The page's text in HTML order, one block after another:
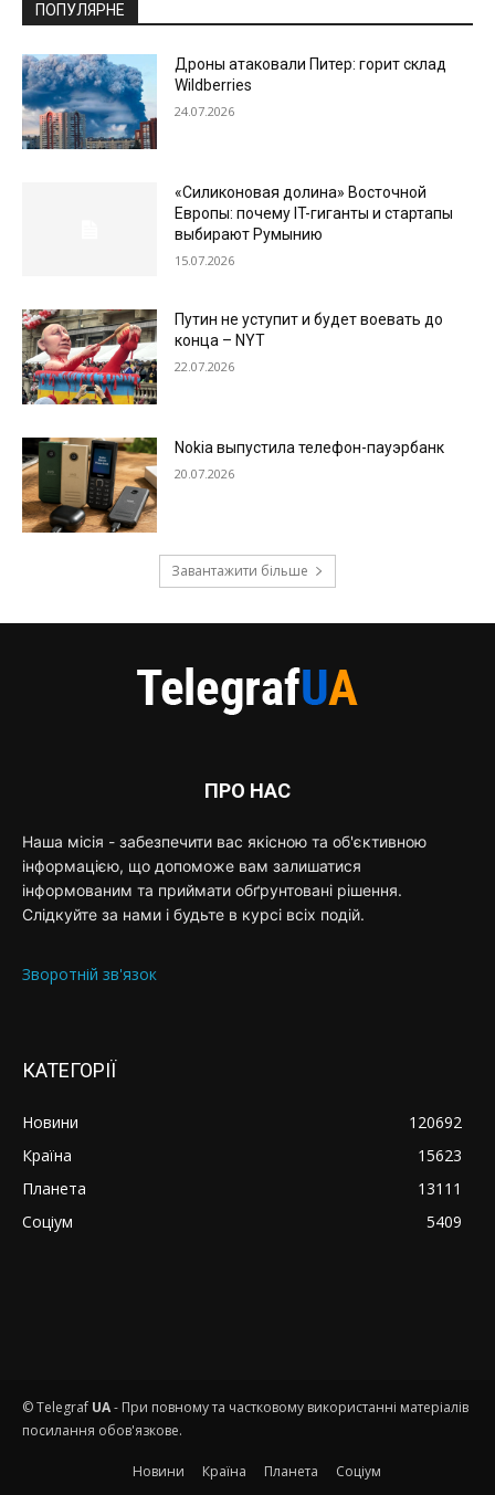
ПОПУЛЯРНЕ
Дроны атаковали Питер: горит склад
Wildberries
24.07.2026
«Силиконовая долина» Восточной
Европы: почему IT-гиганты и стартапы
выбирают Румынию
15.07.2026
Путин не уступит и будет воевать до
конца – NYT
22.07.2026
Nokia выпустила телефон-пауэрбанк
20.07.2026
Завантажити більше
ПРО НАС
Наша місія - забезпечити вас якісною та об'єктивною
інформацією, що допоможе вам залишатися
інформованим та приймати обґрунтовані рішення.
Слідкуйте за нами і будьте в курсі всіх подій.
Зворотній зв'язок
КАТЕГОРІЇ
Новини
120692
Країна
15623
Планета
13111
Соціум
5409
© Telegraf UA- При повному та частковому використанні матеріалів
посилання обов'язкове.
Новини Країна Планета Соціум